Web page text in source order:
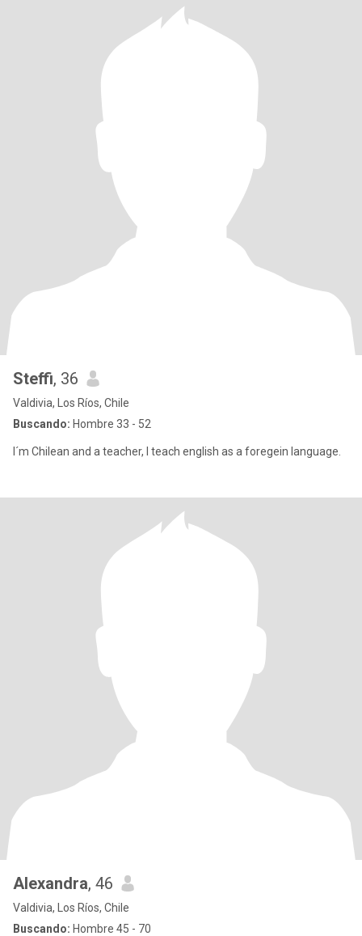
Steffi, 36
Valdivia, Los Ríos, Chile
Buscando: Hombre 33 - 52
I´m Chilean and a teacher, I teach english as a foregein language.
Alexandra, 46
Valdivia, Los Ríos, Chile
Buscando: Hombre 45 - 70